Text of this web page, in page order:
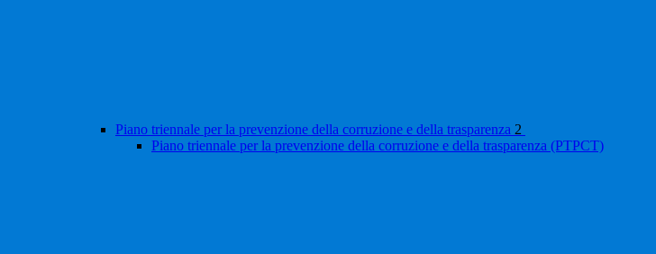
Piano triennale per la prevenzione della corruzione e della trasparenza 2
Piano triennale per la prevenzione della corruzione e della trasparenza (PTPCT)